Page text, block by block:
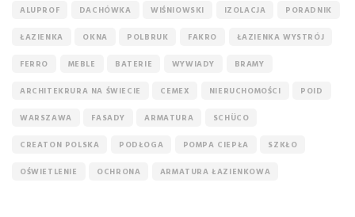
ALUPROF DACHÓWKA WIŚNIOWSKI IZOLACJA PORADNIK
ŁAZIENKA OKNA POLBRUK FAKRO ŁAZIENKA WYSTRÓJ
FERRO MEBLE BATERIE WYWIADY BRAMY
ARCHITEKRURA NA ŚWIECIE CEMEX NIERUCHOMOŚCI POID
WARSZAWA FASADY ARMATURA SCHÜCO
CREATON POLSKA PODŁOGA POMPA CIEPŁA SZKŁO
OŚWIETLENIE OCHRONA ARMATURA ŁAZIENKOWA